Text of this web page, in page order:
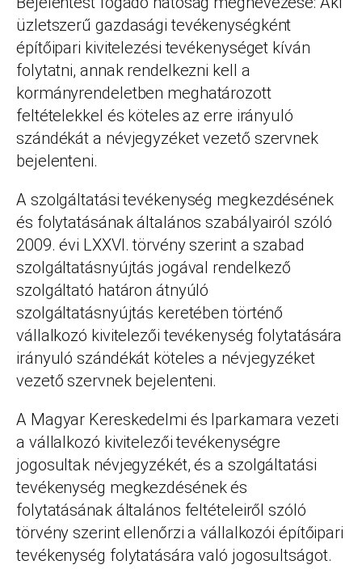
üzletszerű gazdasági tevékenységként
építőipari kivitelezési tevékenységet kíván
folytatni, annak rendelkezni kell a
kormányrendeletben meghatározott
feltételekkel és köteles az erre irányuló
szándékát a névjegyzéket vezető szervnek
bejelenteni.
A szolgáltatási tevékenység megkezdésének
és folytatásának általános szabályairól szóló
2009. évi LXXVI. törvény szerint a szabad
szolgáltatásnyújtás jogával rendelkező
szolgáltató határon átnyúló
szolgáltatásnyújtás keretében történő
vállalkozó kivitelezői tevékenység folytatására
irányuló szándékát köteles a névjegyzéket
vezető szervnek bejelenteni.
A Magyar Kereskedelmi és Iparkamara vezeti
a vállalkozó kivitelezői tevékenységre
jogosultak névjegyzékét, és a szolgáltatási
tevékenység megkezdésének és
folytatásának általános feltételeiről szóló
törvény szerint ellenőrzi a vállalkozói építőipari
tevékenység folytatására való jogosultságot.